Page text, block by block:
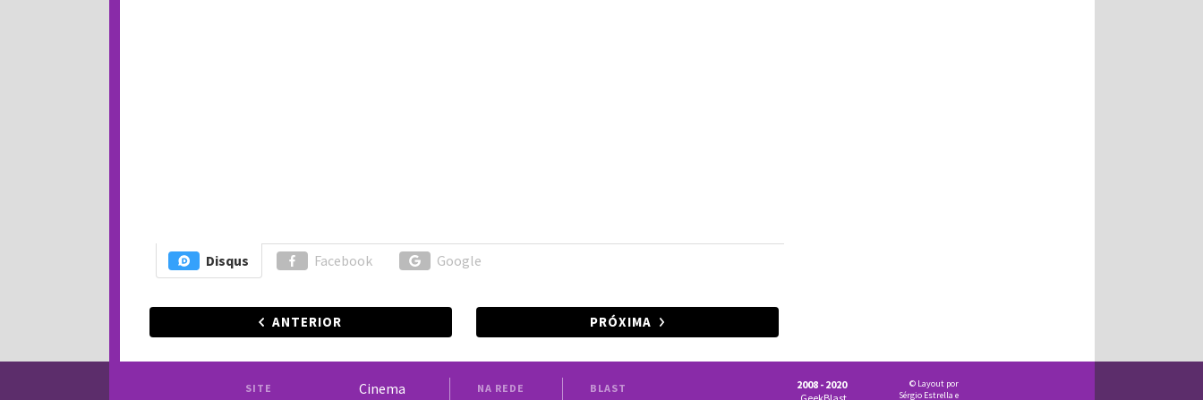
Disqus Facebook Google
ANTERIOR PRÓXIMA
SITE Cinema NA REDE BLAST
© Layout por
Sérgio Estrella e
2008 - 2020